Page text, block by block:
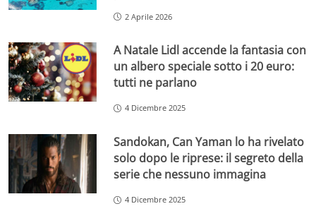
2 Aprile 2026
A Natale Lidl accende la fantasia con
un albero speciale sotto i 20 euro:
tutti ne parlano
4 Dicembre 2025
Sandokan, Can Yaman lo ha rivelato
solo dopo le riprese: il segreto della
serie che nessuno immagina
4 Dicembre 2025